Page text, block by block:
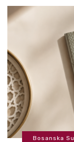
Bosanska